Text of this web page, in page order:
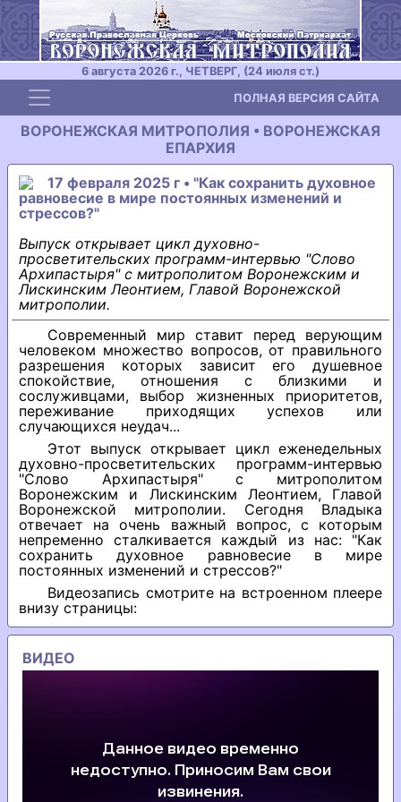
6 августа 2026 г., ЧЕТВЕРГ, (24 июля ст.)
Toggle navigation ПОЛНАЯ ВЕРСИЯ САЙТА
ВОРОНЕЖСКАЯ МИТРОПОЛИЯ • ВОРОНЕЖСКАЯ
ЕПАРХИЯ
17 февраля 2025 г • "Как сохранить духовное
равновесие в мире постоянных изменений и
стрессов?"
Выпуск открывает цикл духовно-
просветительских программ-интервью "Слово
Архипастыря" с митрополитом Воронежским и
Лискинским Леонтием, Главой Воронежской
митрополии.
Современный мир ставит перед верующим
человеком множество вопросов, от правильного
разрешения которых зависит его душевное
спокойствие, отношения с близкими и
сослуживцами, выбор жизненных приоритетов,
переживание приходящих успехов или
случающихся неудач...
Этот выпуск открывает цикл еженедельных
духовно-просветительских программ-интервью
"Слово Архипастыря" с митрополитом
Воронежским и Лискинским Леонтием, Главой
Воронежской митрополии. Сегодня Владыка
отвечает на очень важный вопрос, с которым
непременно сталкивается каждый из нас: "Как
сохранить духовное равновесие в мире
постоянных изменений и стрессов?"
Видеозапись смотрите на встроенном плеере
внизу страницы:
ВИДЕО